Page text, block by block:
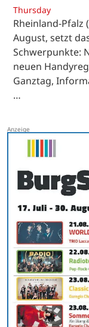
Thursday
Rheinland-Pfalz
August, setzt
Schwerpunkte:
neuen
Ganztag,
…